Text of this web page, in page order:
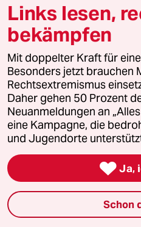
Themen
Hitze
Surfen
Landtagswahl in Sachsen-
Gewalt gegen Frauen
Nahost-Konflikt
Links lesen,
bekämpfen
Mit doppelter Kraft für
Besonders jetzt brauchen
Rechtsextremismus
Daher gehen 50 Prozent
Neuanmeldungen an
eine Kampagne, die
und Jugendorte
 Ja,
Schon